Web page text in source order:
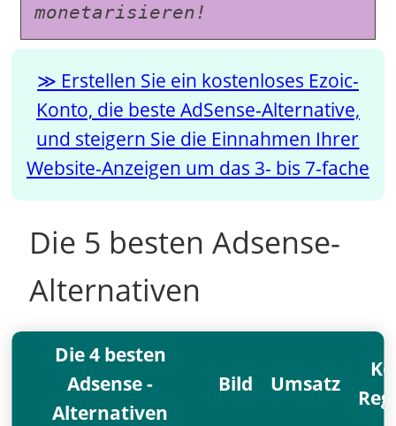
monetarisieren!
Erstellen Sie ein kostenloses Ezoic-
Konto, die beste AdSense-Alternative,
und steigern Sie die Einnahmen Ihrer
Website-Anzeigen um das 3- bis 7-fache
Die 5 besten Adsense-
Alternativen
Die 4 besten
Adsense -
Alternativen
Bild Umsatz